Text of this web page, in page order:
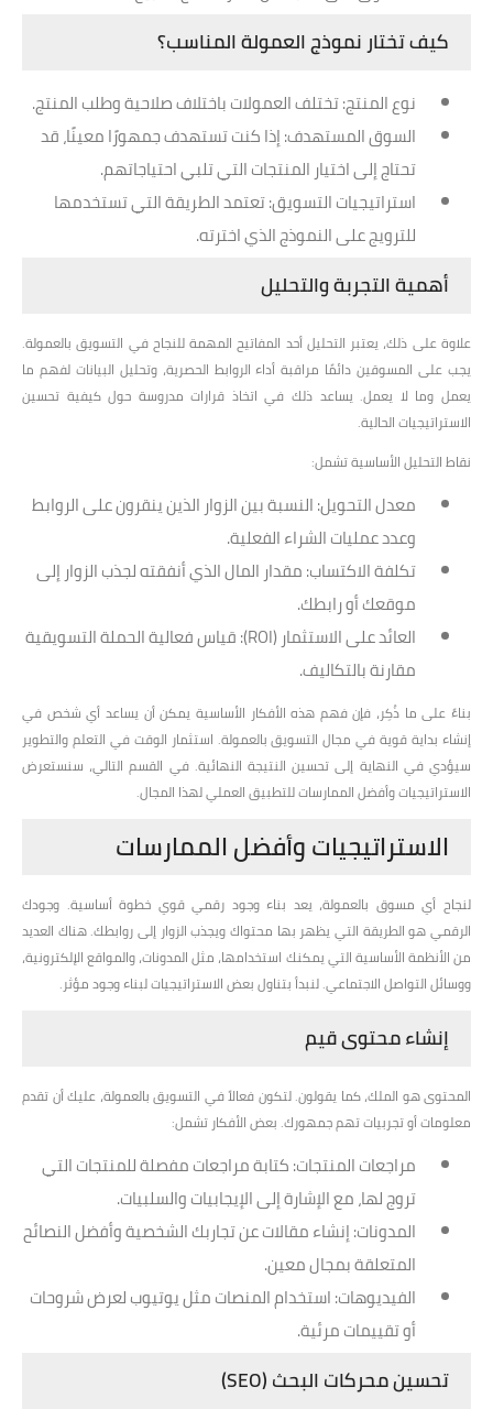
كيف تختار نموذج العمولة المناسب؟
نوع المنتج: تختلف العمولات باختلاف صلاحية وطلب المنتج.
السوق المستهدف: إذا كنت تستهدف جمهورًا معينًا، قد
تحتاج إلى اختيار المنتجات التي تلبي احتياجاتهم.
استراتيجيات التسويق: تعتمد الطريقة التي تستخدمها
للترويج على النموذج الذي اخترته.
أهمية التجربة والتحليل
علاوة على ذلك، يعتبر التحليل أحد المفاتيح المهمة للنجاح في التسويق بالعمولة.
يجب على المسوقين دائمًا مراقبة أداء الروابط الحصرية، وتحليل البيانات لفهم ما
يعمل وما لا يعمل. يساعد ذلك في اتخاذ قرارات مدروسة حول كيفية تحسين
الاستراتيجيات الحالية.
نقاط التحليل الأساسية تشمل:
معدل التحويل: النسبة بين الزوار الذين ينقرون على الروابط
وعدد عمليات الشراء الفعلية.
تكلفة الاكتساب: مقدار المال الذي أنفقته لجذب الزوار إلى
موقعك أو رابطك.
العائد على الاستثمار (ROI)
: قياس فعالية الحملة التسويقية
مقارنة بالتكاليف.
بناءً على ما ذُكِر، فإن فهم هذه الأفكار الأساسية يمكن أن يساعد أي شخص في
إنشاء بداية قوية في مجال التسويق بالعمولة. استثمار الوقت في التعلم والتطوير
سيؤدي في النهاية إلى تحسين النتيجة النهائية. في القسم التالي، سنستعرض
الاستراتيجيات وأفضل الممارسات للتطبيق العملي لهذا المجال.
الاستراتيجيات وأفضل الممارسات
لنجاح أي مسوق بالعمولة، يعد بناء وجود رقمي قوي خطوة أساسية. وجودك
الرقمي هو الطريقة التي يظهر بها محتواك ويجذب الزوار إلى روابطك. هناك العديد
من الأنظمة الأساسية التي يمكنك استخدامها، مثل المدونات، والمواقع الإلكترونية،
ووسائل التواصل الاجتماعي. لنبدأ بتناول بعض الاستراتيجيات لبناء وجود مؤثر.
إنشاء محتوى قيم
المحتوى هو الملك، كما يقولون. لتكون فعالاً في التسويق بالعمولة، عليك أن تقدم
معلومات أو تجربيات تهم جمهورك. بعض الأفكار تشمل:
مراجعات المنتجات: كتابة مراجعات مفصلة للمنتجات التي
تروج لها، مع الإشارة إلى الإيجابيات والسلبيات.
المدونات: إنشاء مقالات عن تجاربك الشخصية وأفضل النصائح
المتعلقة بمجال معين.
الفيديوهات: استخدام المنصات مثل يوتيوب لعرض شروحات
أو تقييمات مرئية.
تحسين محركات البحث (SEO)